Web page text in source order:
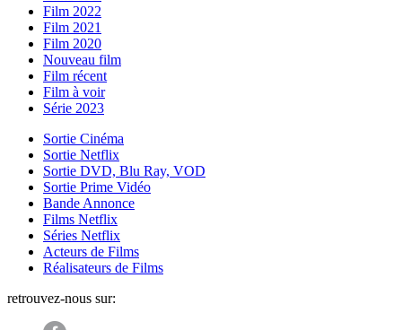
Film 2022
Film 2021
Film 2020
Nouveau film
Film récent
Film à voir
Série 2023
Sortie Cinéma
Sortie Netflix
Sortie DVD, Blu Ray, VOD
Sortie Prime Vidéo
Bande Annonce
Films Netflix
Séries Netflix
Acteurs de Films
Réalisateurs de Films
retrouvez-nous sur: